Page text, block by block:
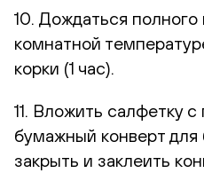
10. Дождаться
комнатной
корки (1 час).
11. Вложить салфетку
бумажный конверт для
закрыть и заклеить